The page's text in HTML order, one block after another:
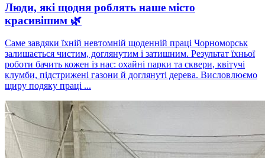
Люди, які щодня роблять наше місто
красивішим 🌿
Саме завдяки їхній невтомній щоденній праці Чорноморськ
залишається чистим, доглянутим і затишним. Результат їхньої
роботи бачить кожен із нас: охайні парки та сквери, квітучі
клумби, підстрижені газони й доглянуті дерева. Висловлюємо
щиру подяку праці ...